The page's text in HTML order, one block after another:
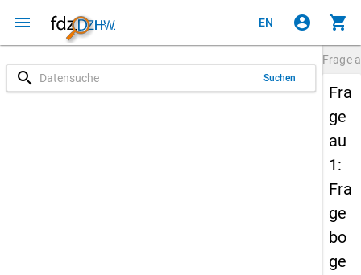
menu EN account_circle shopping_cart
search Suchen
Frage
Fra
ge
au
1:
Fra
ge
bo
ge